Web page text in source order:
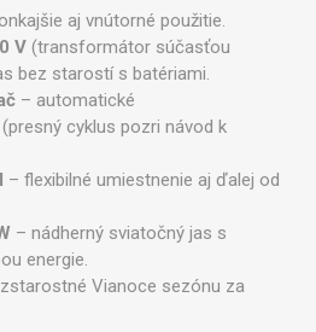
aj vnútorné použitie.
V (transformátor súčasťou
bez starostí s batériami.
– automatické
cyklus pozri návod k
– flexibilné umiestnenie aj ďalej od
– nádherný sviatočný jas s
energie.
Vianoce sezónu za